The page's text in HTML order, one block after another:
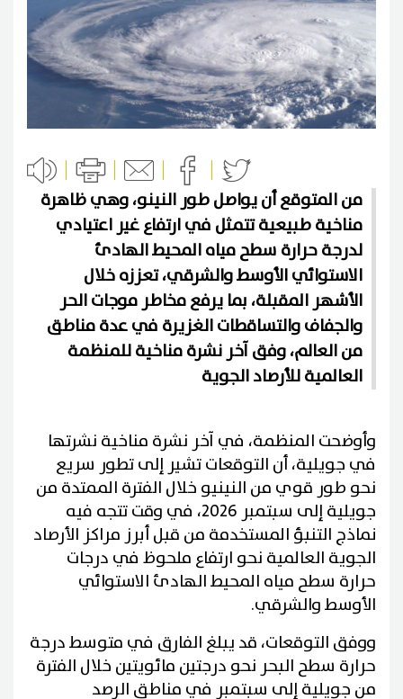
من المتوقع أن يواصل طور النينو، وهي ظاهرة
مناخية طبيعية تتمثل في ارتفاع غير اعتيادي
لدرجة حرارة سطح مياه المحيط الهادئ
الاستوائي الأوسط والشرقي، تعززه خلال
الأشهر المقبلة، بما يرفع مخاطر موجات الحر
والجفاف والتساقطات الغزيرة في عدة مناطق
من العالم، وفق آخر نشرة مناخية للمنظمة
العالمية للأرصاد الجوية
وأوضحت المنظمة، في آخر نشرة مناخية نشرتها
في جويلية، أن التوقعات تشير إلى تطور سريع
نحو طور قوي من النينيو خلال الفترة الممتدة من
جويلية إلى سبتمبر 2026، في وقت تتجه فيه
نماذج التنبؤ المستخدمة من قبل أبرز مراكز الأرصاد
الجوية العالمية نحو ارتفاع ملحوظ في درجات
حرارة سطح مياه المحيط الهادئ الاستوائي
الأوسط والشرقي.
ووفق التوقعات، قد يبلغ الفارق في متوسط درجة
حرارة سطح البحر نحو درجتين مائويتين خلال الفترة
من جويلية إلى سبتمبر في مناطق الرصد